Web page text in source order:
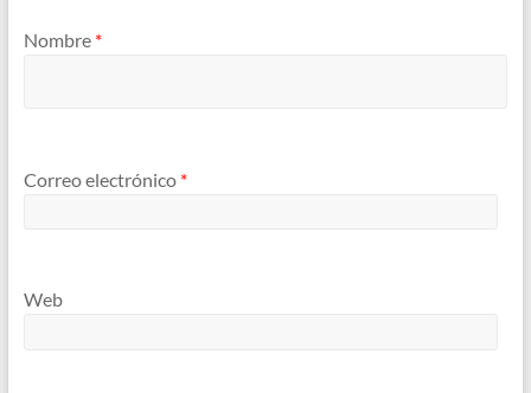
Nombre *
Correo electrónico *
Web